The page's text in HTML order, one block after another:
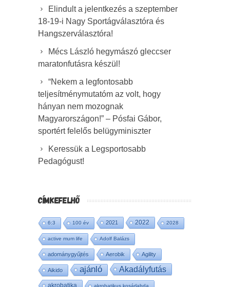
Elindult a jelentkezés a szeptember
18-19-i Nagy Sportágválasztóra és
Hangszerválasztóra!
Mécs László hegymászó gleccser
maratonfutásra készül!
“Nekem a legfontosabb
teljesítménymutatóm az volt, hogy
hányan nem mozognak
Magyarországon!” – Pósfai Gábor,
sportért felelős belügyminiszter
Keressük a Legsportosabb
Pedagógust!
CÍMKEFELHŐ
6:3 100 év 2021 2022 2028
active mum life Adolf Balázs
adománygyűjtés Aerobik Agility
Aikido ajánló Akadályfutás
akrobatika akrobatikus kosárlabda